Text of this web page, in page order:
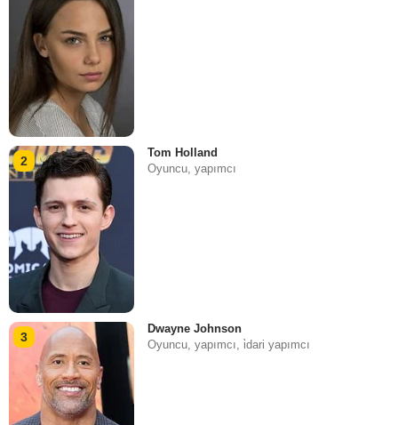
2
Tom Holland
Oyuncu, yapımcı
3
Dwayne Johnson
Oyuncu, yapımcı, i̇dari yapımcı